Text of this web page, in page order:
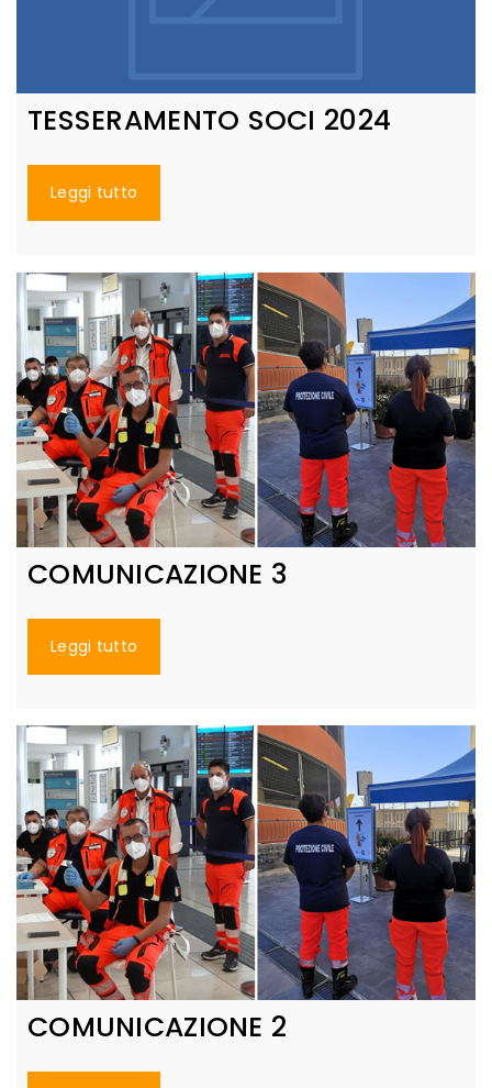
TESSERAMENTO SOCI 2024
Leggi tutto
COMUNICAZIONE 3
Leggi tutto
COMUNICAZIONE 2